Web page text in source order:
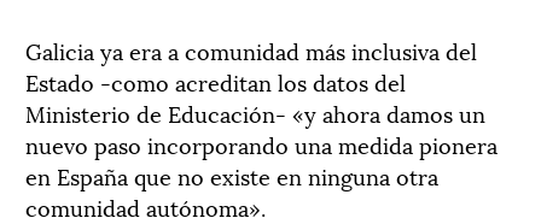
Galicia ya era a comunidad más inclusiva del
Estado -como acreditan los datos del
Ministerio de Educación- «y ahora damos un
nuevo paso incorporando una medida pionera
en España que no existe en ninguna otra
comunidad autónoma».